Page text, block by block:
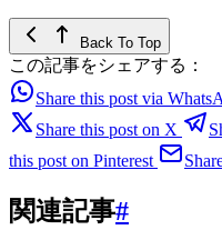
Back To Top
この記事をシェアする：
Share this post via
Share this post on X
this post on Pinterest
関連記事#